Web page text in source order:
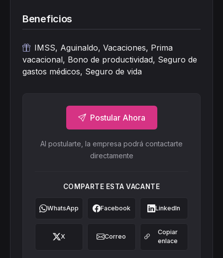
Beneficios
IMSS, Aguinaldo, Vacaciones, Prima
vacacional, Bono de productividad, Seguro de
gastos médicos, Seguro de vida
Postular Ahora
Al postularte, la empresa podrá contactarte
directamente
COMPARTE ESTA VACANTE
WhatsApp Facebook LinkedIn
X Correo
Copiar
enlace